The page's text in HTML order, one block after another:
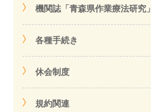
機関誌「青森県作業療法研究」
各種手続き
休会制度
規約関連